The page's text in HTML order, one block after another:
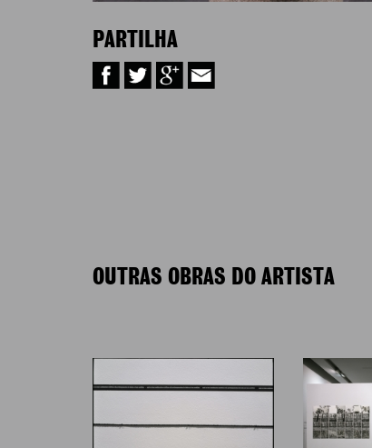
PARTILHA
OUTRAS OBRAS DO ARTISTA